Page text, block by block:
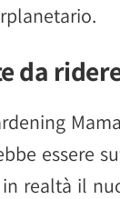
da
essere
in realtà il